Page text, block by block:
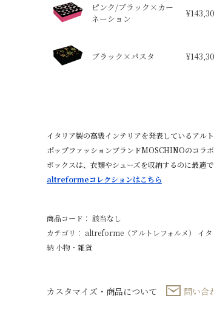
ピンク/ブラック×カー
ネーション
¥
ブラック×パスタ ¥
イタリア製の高級インテリアを発表しているアル
ポップファッションブランドMOSCHINOのコラ
ボックスは、衣類やシューズを収納するのに最適で
altreformeコレクションはこちら
商品コード： 該当なし
カテゴリ： altreforme（アルトレフォルメ） イ
納 小物・雑貨
カスタマイズ・商品について 問い合